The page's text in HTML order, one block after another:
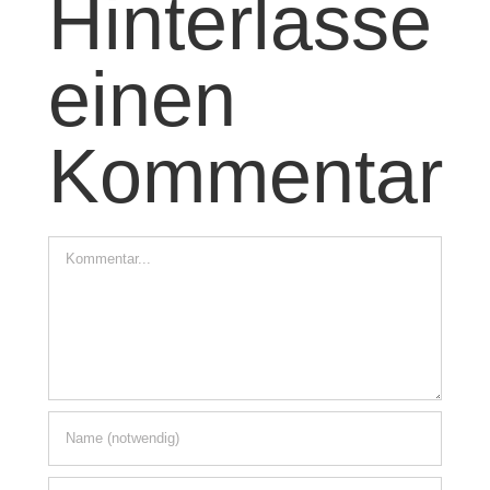
Garagenfoto
Hinterlasse
einen
Kommentar
Kommentar